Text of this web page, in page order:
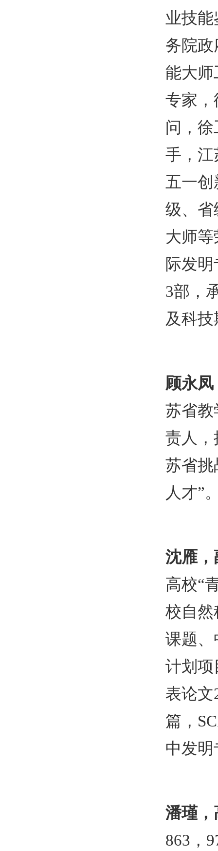
业技
务院
能大师
专家，
问，
手，江
五一
级、省
大师
际发
3部，
及科
顾永
苏省教
责人，
苏省挑
人才”
沈雁，
高校“
校自然
课题、
计划项
表论文
篇，
中发明
潘瑾，
863 ，